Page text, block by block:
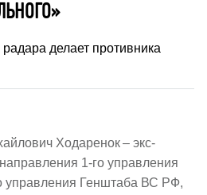
делает противника
Ходаренок – экс-
1-го управления
управления Генштаба ВС РФ,